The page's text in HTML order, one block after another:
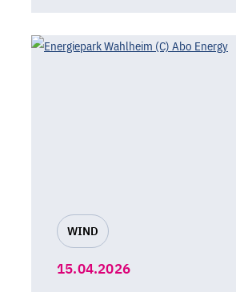
WIND
15.04.2026